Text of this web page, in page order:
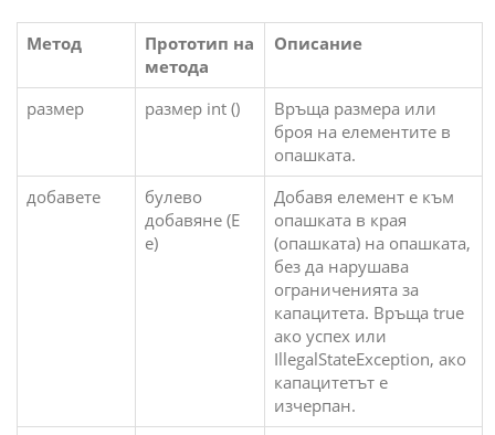
Метод
Прототип на
метода
Описание
размер размер int ()
Връща размера или
броя на елементите в
опашката.
добавете
булево
добавяне (E
e)
Добавя елемент e към
опашката в края
(опашката) на опашката,
без да нарушава
ограниченията за
капацитета. Връща true
ако успех или
IllegalStateException, ако
капацитетът е
изчерпан.